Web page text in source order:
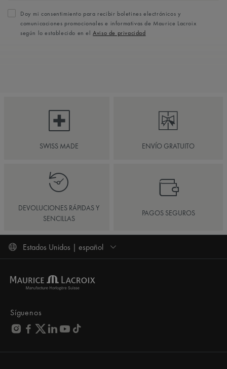
Doy mi consentimiento para recibir boletines electrónicos y
comunicaciones promocionales e informativas de Maurice Lacroix
según lo establecido en elAviso de privacidad
SWISS MADE ENVÍO GRATUITO
DEVOLUCIONES RÁPIDAS Y
SENCILLAS
PAGOS SEGUROS
Estados Unidos | español
Síguenos